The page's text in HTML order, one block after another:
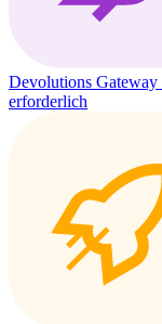
Devolutions Gateway
erforderlich